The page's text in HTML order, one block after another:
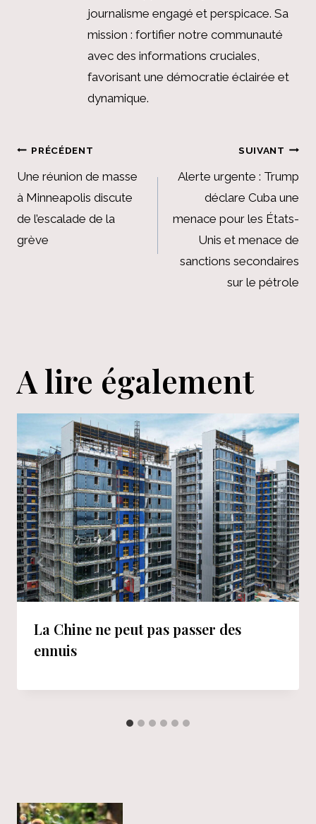
journalisme engagé et perspicace. Sa
mission : fortifier notre communauté
avec des informations cruciales,
favorisant une démocratie éclairée et
dynamique.
Navigation
de
l’article
PRÉCÉDENT
Une réunion de masse
à Minneapolis discute
de l’escalade de la
grève
SUIVANT
Alerte urgente : Trump
déclare Cuba une
menace pour les États-
Unis et menace de
sanctions secondaires
sur le pétrole
A lire également
La Chine ne peut pas passer des
ennuis